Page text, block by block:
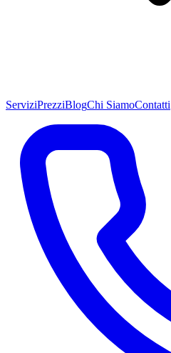
ServiziPrezziBlogChi SiamoContatti